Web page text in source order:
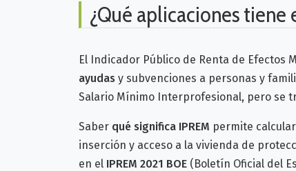
¿Qué aplicaciones tiene
El Indicador Público de Renta de Efectos
ayudas y subvenciones a personas y
Salario Mínimo Interprofesional, pero se
Saber qué significa IPREM permite
inserción y acceso a la vivienda de
en el IPREM 2021 BOE (Boletín Oficial del